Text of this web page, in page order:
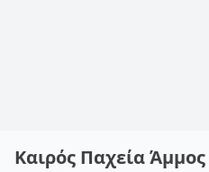
Καιρός Παχεία Άμμος